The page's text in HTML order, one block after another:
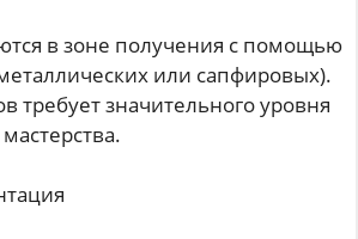
в зоне получения с помощью
или сапфировых).
требует значительного уровня